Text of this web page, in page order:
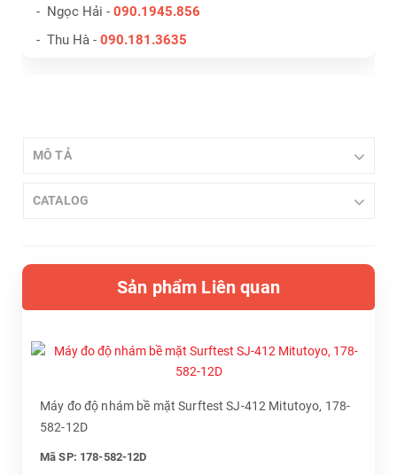
- Ngọc Hải - 090.1945.856
- Thu Hà - 090.181.3635
MÔ TẢ
CATALOG
Sản phẩm Liên quan
Máy đo độ nhám bề mặt Surftest SJ-412 Mitutoyo, 178-
582-12D
Mã SP: 178-582-12D